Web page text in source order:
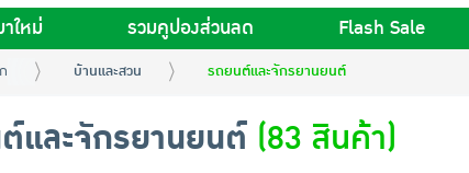
ใหม่ รวมคูปองส่วนลด Flash Sale
บ้านและสวน รถยนต์และจักรยานยนต์
และจักรยานยนต์(83 สินค้า)